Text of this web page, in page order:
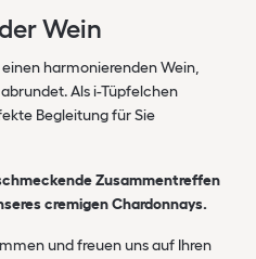
Wein
harmonierenden Wein,
Als i-Tüpfelchen
Begleitung für Sie
Zusammentreffen
cremigen Chardonnays.
und freuen uns auf Ihren